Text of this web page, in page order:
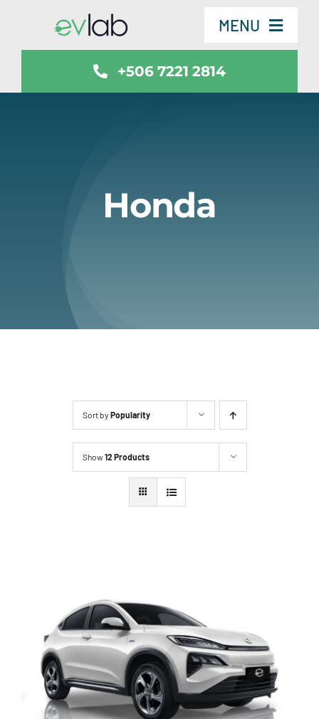
content
MENU
+506 7221 2814
Honda
Sort by Popularity
Show12 Products